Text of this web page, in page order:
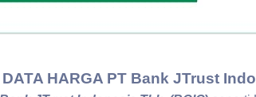
HARGA PT Bank JTrust